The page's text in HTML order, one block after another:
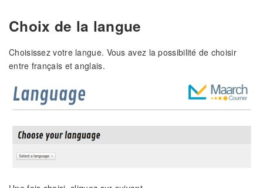
Choix de la langue
Choisissez votre langue. Vous avez la possibilité de choisir
entre français et anglais.